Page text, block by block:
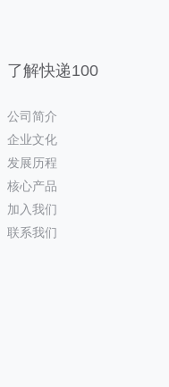
了解快递100
公司简介
企业文化
发展历程
核心产品
加入我们
联系我们